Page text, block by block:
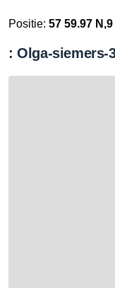
Positie: 57 59.97
: Olga-siemers-